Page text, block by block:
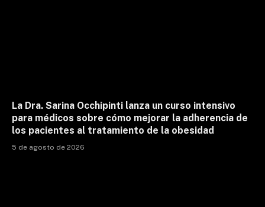
La Dra. Sarina Occhipinti lanza un curso intensivo
para médicos sobre cómo mejorar la adherencia de
los pacientes al tratamiento de la obesidad
5 de agosto de 2026